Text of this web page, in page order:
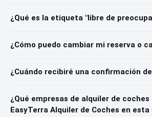
¿Qué es la etiqueta "libre de
¿Cómo puedo cambiar mi reserva o
¿Cuándo recibiré una confirmación
¿Qué empresas de alquiler de
EasyTerra Alquiler de Coches en